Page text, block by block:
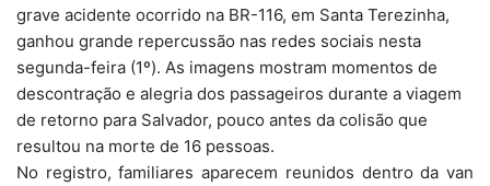
grave acidente ocorrido na BR-116, em Santa Terezinha,
ganhou grande repercussão nas redes sociais nesta
segunda-feira (1º). As imagens mostram momentos de
descontração e alegria dos passageiros durante a viagem
de retorno para Salvador, pouco antes da colisão que
resultou na morte de 16 pessoas.
No registro, familiares aparecem reunidos dentro da van